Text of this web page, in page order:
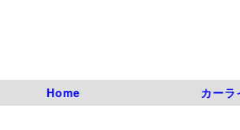
Home カーラ